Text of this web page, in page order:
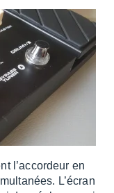
l’ac­cor­deur en
L’écran